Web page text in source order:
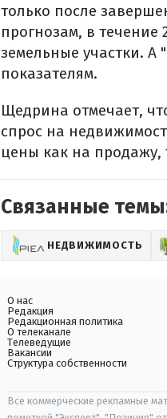
только после
прогнозам, в течение
земельные участки. А
показателям.
Щедрина отмечает,
спрос на
цены как на продажу,
Связанные
НЕДВИЖИМОСТЬ
О нас
Редакция
Редакционная политика
О телеканале
Телеведущие
Вакансии
Структура собственности
Все коммерческие рекламные